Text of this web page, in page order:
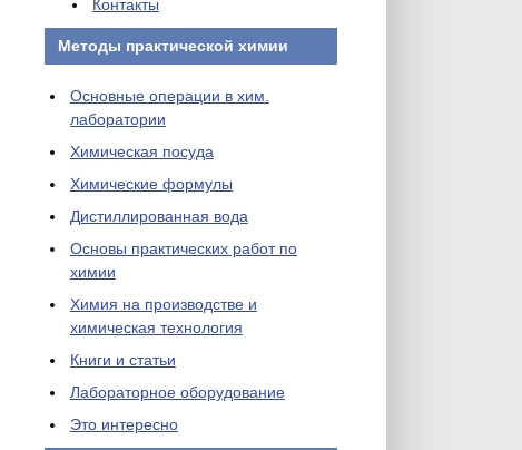
Контакты
Методы практической химии
Основные операции в хим.
лаборатории
Химическая посуда
Химические формулы
Дистиллированная вода
Основы практических работ по
химии
Химия на производстве и
химическая технология
Книги и статьи
Лабораторное оборудование
Это интересно